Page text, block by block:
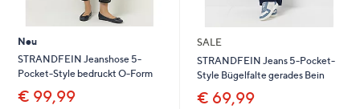
anzuzeigen.
Neu
STRANDFEIN Jeanshose 5-
Pocket-Style bedruckt O-Form
€ 99,99
SALE
STRANDFEIN Jeans 5-Pocket-
Style Bügelfalte gerades Bein
€ 69,99